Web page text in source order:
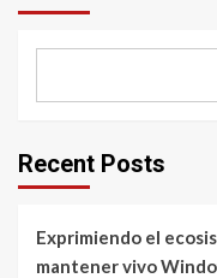
Recent Posts
Exprimiendo el
mantener vivo